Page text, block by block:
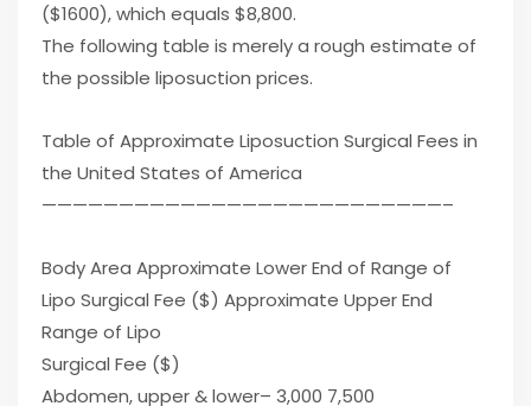
($1600), which equals $8,800.
The following table is merely a rough estimate of
the possible liposuction prices.
Table of Approximate Liposuction Surgical Fees in
the United States of America
——————————————————————————–
Body Area Approximate Lower End of Range of
Lipo Surgical Fee ($) Approximate Upper End
Range of Lipo
Surgical Fee ($)
Abdomen, upper & lower– 3,000 7,500